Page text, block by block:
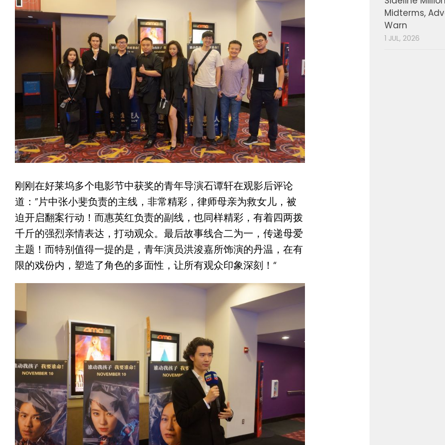
刚刚在好莱坞多个电影节中获奖的青年导演石谭轩在观影后评论
道：”片中张小斐负责的主线，非常精彩，律师母亲为救女儿，被
迫开启翻案行动！而惠英红负责的副线，也同样精彩，有着四两拨
千斤的强烈亲情表达， 打动观众。最后故事线合二为一，传递母爱
主题！而特别值得一提的是，青年演员洪浚嘉所饰演的丹温，在有
限的戏份内， 塑造了角色的多面性，让所有观众印象深刻！“
Midterms,
Warn
1 JUL, 2026